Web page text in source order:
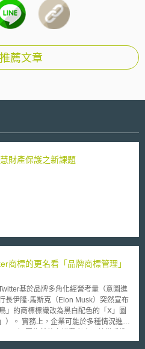
推薦文章
財產保護之新課題
商標的更名看「品牌商標管理」
基於品牌多角化經營考量（意圖進
長伊隆·馬斯克（Elon Musk）突然宣布
」的商標標識改為黑白配色的「X」圖
情況進行
更換新商標，可見Twitter案的更名在科